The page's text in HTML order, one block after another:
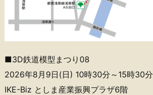
■3D鉄道模型まつり08
2026年8月9日(日) 10時30分～15時30分
IKE-Biz としま産業振興プラザ6階